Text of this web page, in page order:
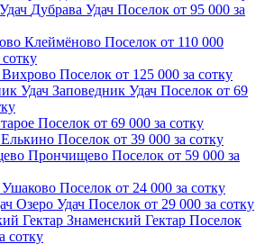
Дубрава Удач Поселок от 95 000 за
Клеймёново Поселок от 110 000
Вихрово Поселок от 125 000 за сотку
Удач Заповедник Удач Поселок от 69
Поселок от 69 000 за сотку
Елькино Поселок от 39 000 за сотку
Прончищево Поселок от 59 000 за
Ушаково Поселок от 24 000 за сотку
Озеро Удач Поселок от 29 000 за сотку
Гектар Знаменский Гектар Поселок
сотку